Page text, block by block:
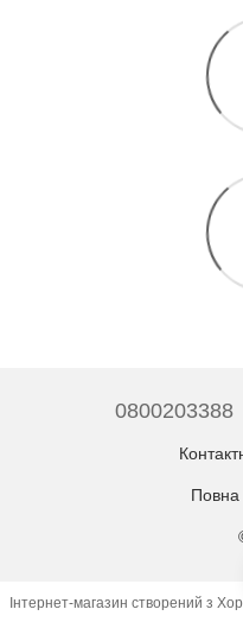
0800203388
Повна
Інтернет-магазин створений з